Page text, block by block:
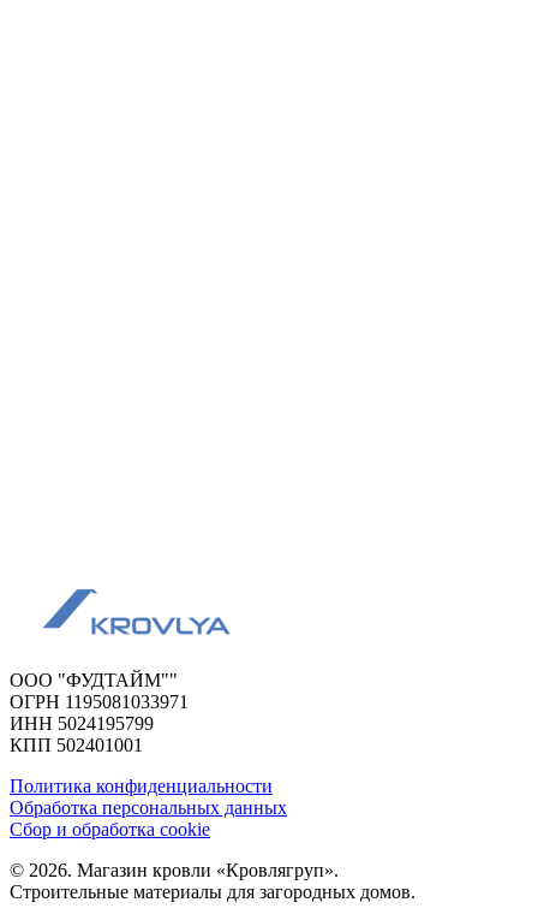
ООО "ФУДТАЙМ""
ОГРН 1195081033971
ИНН 5024195799
КПП 502401001
Политика конфиденциальности
Обработка персональных данных
Сбор и обработка cookie
© 2026. Магазин кровли «Кровлягруп».
Строительные материалы для загородных домов.